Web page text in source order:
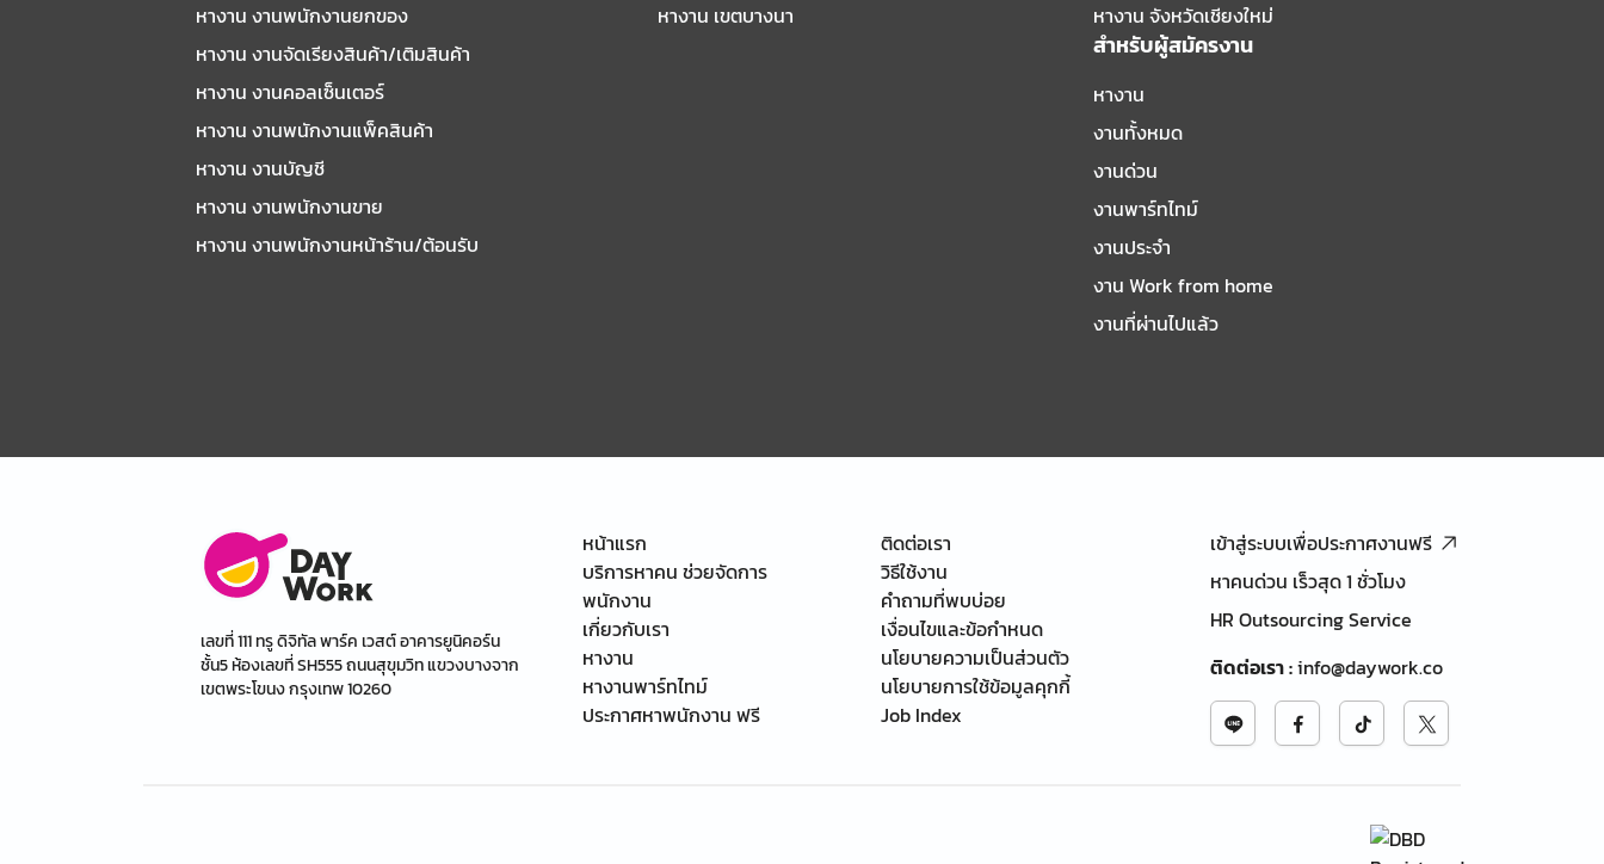
หางาน งานพนักงานยกของ
หางาน งานจัดเรียงสินค้า/เติมสินค้า
หางาน งานคอลเซ็นเตอร์
หางาน งานพนักงานแพ็คสินค้า
หางาน งานบัญชี
หางาน งานพนักงานขาย
หางาน งานพนักงานหน้าร้าน/ต้อนรับ
หางาน เขตบางนา
หางาน จังหวัดเชียงใหม่
สำหรับผู้สมัครงาน
หางาน
งานทั้งหมด
งานด่วน
งานพาร์ทไทม์
งานประจำ
งาน Work from home
งานที่ผ่านไปแล้ว
เลขที่ 111 ทรู ดิจิทัล พาร์ค เวสต์ อาคารยูนิคอร์น
ชั้น5 ห้องเลขที่ SH555 ถนนสุขุมวิท แขวงบางจาก
เขตพระโขนง กรุงเทพ 10260
หน้าแรก
บริการหาคน ช่วยจัดการ
พนักงาน
เกี่ยวกับเรา
หางาน
หางานพาร์ทไทม์
ประกาศหาพนักงาน ฟรี
ติดต่อเรา
วิธีใช้งาน
คำถามที่พบบ่อย
เงื่อนไขและข้อกำหนด
นโยบายความเป็นส่วนตัว
นโยบายการใช้ข้อมูลคุกกี้
Job Index
เข้าสู่ระบบเพื่อประกาศงานฟรี
หาคนด่วน เร็วสุด 1 ชั่วโมง
HR Outsourcing Service
ติดต่อเรา:info@daywork.co